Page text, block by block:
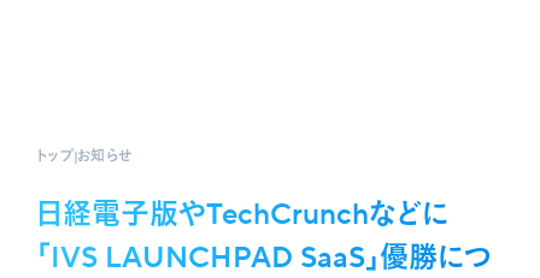
トップお知らせ
日経電子版やTechCrunchなどに
「IVS LAUNCHPAD SaaS」優勝につ